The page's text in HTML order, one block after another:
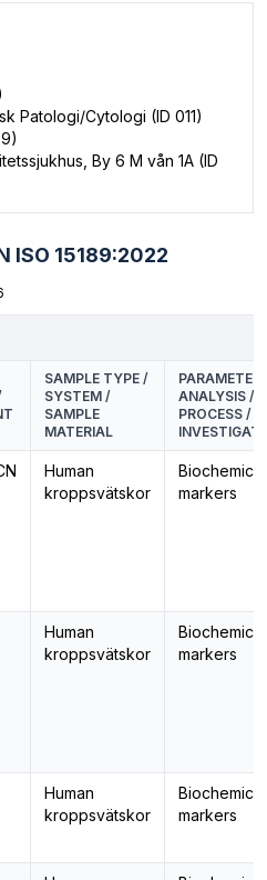
Patologi/Cytologi (ID 011)
By 6 M vån 1A (ID
ISO 15189:2022
SAMPLE TYPE /
SYSTEM /
SAMPLE
MATERIAL
PARAMETER
ANALYSIS /
PROCESS /
Human
kroppsvätskor
Biochemical
markers
Human
kroppsvätskor
Biochemical
markers
Human
kroppsvätskor
Biochemical
markers